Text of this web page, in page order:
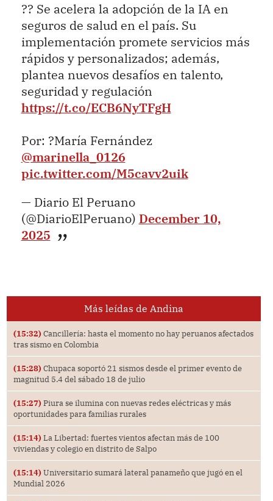
?? Se acelera la adopción de la IA en
seguros de salud en el país. Su
implementación promete servicios más
rápidos y personalizados; además,
plantea nuevos desafíos en talento,
seguridad y regulación
https://t.co/ECB6NyTFgH
Por: ?María Fernández
@marinella_0126
pic.twitter.com/M5cavv2uik
— Diario El Peruano
(@DiarioElPeruano) December 10,
2025
Más leídas de Andina
(15:32) Cancillería: hasta el momento no hay peruanos afectados
tras sismo en Colombia
(15:28) Chupaca soportó 21 sismos desde el primer evento de
magnitud 5.4 del sábado 18 de julio
(15:27) Piura se ilumina con nuevas redes eléctricas y más
oportunidades para familias rurales
(15:14) La Libertad: fuertes vientos afectan más de 100
viviendas y colegio en distrito de Salpo
(15:14) Universitario sumará lateral panameño que jugó en el
Mundial 2026